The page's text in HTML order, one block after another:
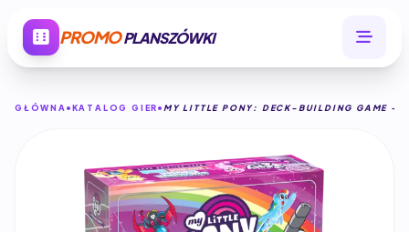
PROMOPLANSZÓWKI
GŁÓWNA KATALOG GIER MY LITTLE PONY: DECK-BUILDING GAME -